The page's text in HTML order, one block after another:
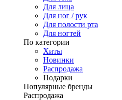
Для лица
Для ног / рук
Для полости рта
Для ногтей
По категории
Хиты
Новинки
Распродажа
Подарки
Популярные бренды
Распродажа